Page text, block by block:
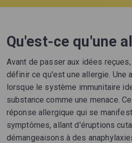
Qu'est-ce qu'une
Avant de passer aux idées
définir ce qu'est une allergie. Une
lorsque le système immunitaire
substance comme une menace.
réponse allergique qui se
symptômes, allant d'éruptions
démangeaisons à des